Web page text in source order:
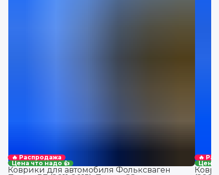
🔥 Распродажа
Цена что надо 👍
Коврики для автомобиля Фольксваген
🔥
Цена